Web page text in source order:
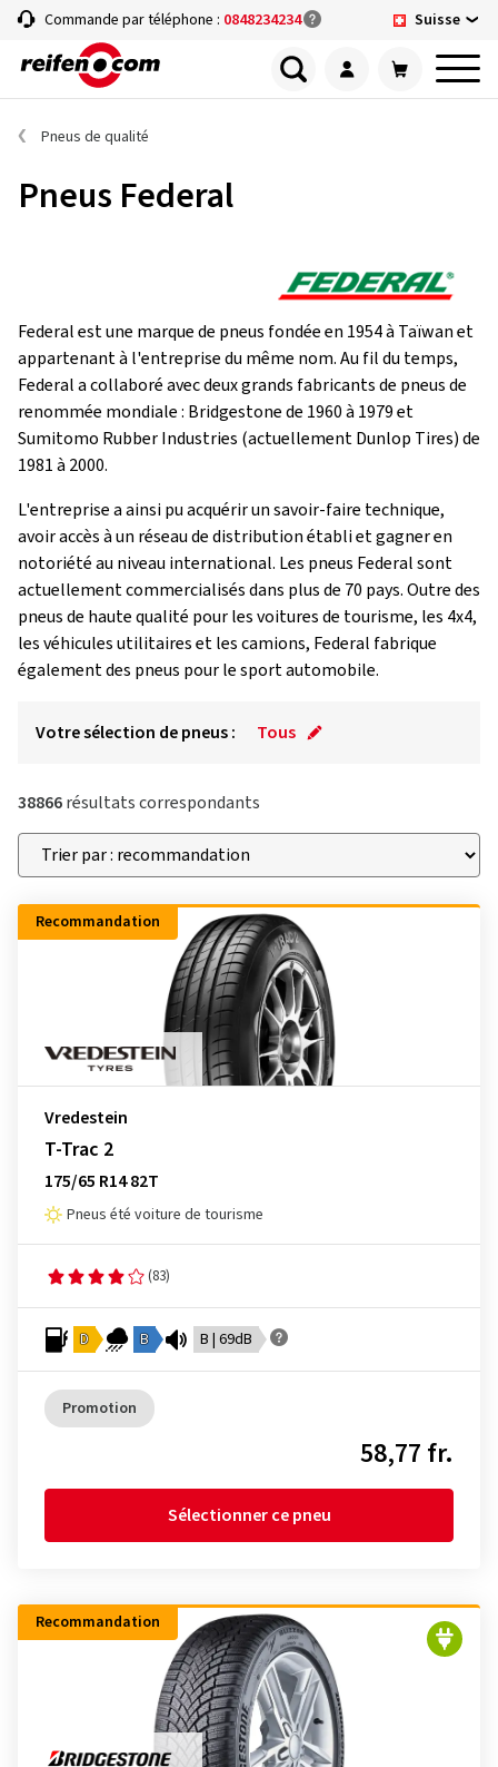
Commande par téléphone : 0848234234 Suisse
Pneus de qualité
Pneus Federal
Federal est une marque de pneus fondée en 1954 à Taïwan et
appartenant à l'entreprise du même nom. Au fil du temps,
Federal a collaboré avec deux grands fabricants de pneus de
renommée mondiale : Bridgestone de 1960 à 1979 et
Sumitomo Rubber Industries (actuellement Dunlop Tires) de
1981 à 2000.
L'entreprise a ainsi pu acquérir un savoir-faire technique,
avoir accès à un réseau de distribution établi et gagner en
notoriété au niveau international. Les pneus Federal sont
actuellement commercialisés dans plus de 70 pays. Outre des
pneus de haute qualité pour les voitures de tourisme, les 4x4,
les véhicules utilitaires et les camions, Federal fabrique
également des pneus pour le sport automobile.
Votre sélection de pneus : Tous
38866résultats correspondants
Recommandation
Vredestein
T-Trac 2
175/65 R14 82T
Pneus été voiture de tourisme
(83)
D B B | 69dB
Promotion
58,77 fr.
Sélectionner ce pneu
Recommandation